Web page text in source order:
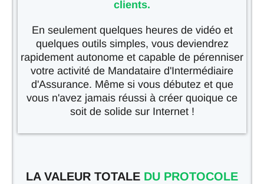
clients.
En seulement quelques heures de vidéo et
quelques outils simples, vous deviendrez
rapidement autonome et capable de pérenniser
votre activité de Mandataire d'Intermédiaire
d'Assurance. Même si vous débutez et que
vous n'avez jamais réussi à créer quoique ce
soit de solide sur Internet !
LA VALEUR TOTALE DU PROTOCOLE